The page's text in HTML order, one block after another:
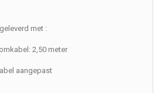
met :
2,50 meter
aangepast